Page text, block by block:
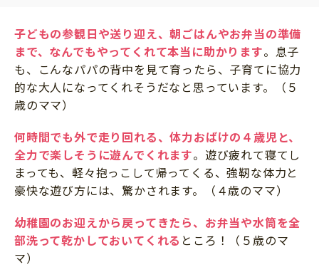
子どもの参観日や送り迎え、朝ごはんやお弁当の準備
まで、なんでもやってくれて本当に助かります。息子
も、こんなパパの背中を見て育ったら、子育てに協力
的な大人になってくれそうだなと思っています。（５
歳のママ）
何時間でも外で走り回れる、体力おばけの４歳児と、
全力で楽しそうに遊んでくれます。遊び疲れて寝てし
まっても、軽々抱っこして帰ってくる、強靭な体力と
豪快な遊び方には、驚かされます。（４歳のママ）
幼稚園のお迎えから戻ってきたら、お弁当や水筒を全
部洗って乾かしておいてくれる ところ！（５歳のマ
マ）